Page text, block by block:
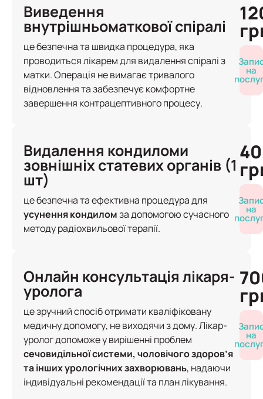
Виведення
внутрішньоматкової спіралі
це безпечна та швидка процедура, яка
проводиться лікарем для видалення спіралі з
матки. Операція не вимагає тривалого
відновлення та забезпечує комфортне
завершення контрацептивного процесу.
на
Видалення кондиломи
зовнішніх статевих органів (1
шт)
це безпечна та ефективна процедура для
усунення кондиломза допомогою сучасного
методу радіохвильової терапії.
на
Онлайн консультація лікаря-
уролога
це зручний спосіб отримати кваліфіковану
медичну допомогу, не виходячи з дому. Лікар-
уролог допоможе у вирішенні проблем
сечовидільної системи, чоловічого здоров’я
та інших урологічних захворювань, надаючи
індивідуальні рекомендації та план лікування.
на